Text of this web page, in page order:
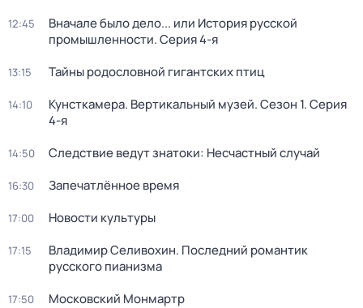
12:45
Вначале было дело... или История русской
промышленности. Серия 4-я
13:15 Тайны родословной гигантских птиц
14:10 Кунсткамера. Вертикальный музей. Сезон 1. Серия
4-я
14:50 Следствие ведут знатоки: Несчастный случай
16:30 Запечатлённое время
17:00 Новости культуры
17:15
Владимир Селивохин. Последний романтик
русского пианизма
17:50 Московский Монмартр